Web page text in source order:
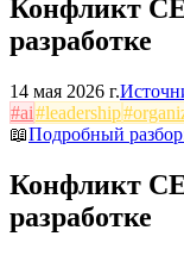
Конфликт
разработке
14 мая 2026 г.
#ai#leadership#
📖Подробный
Конфликт
разработке